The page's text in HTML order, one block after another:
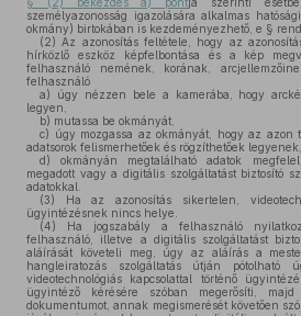
személyazonosság igazolására alkalmas
okmány) birtokában is kezdeményezhető, e §
(2) Az azonosítás feltétele, hogy az
hírközlő eszköz képfelbontása és a kép
felhasználó nemének, korának,
felhasználó
a) úgy nézzen bele a kamerába, hogy
legyen,
b) mutassa be okmányát,
c) úgy mozgassa az okmányát, hogy az azon
adatsorok felismerhetőek és rögzíthetőek
d) okmányán megtalálható adatok
megadott vagy a digitális szolgáltatást biztosító
adatokkal.
(3) Ha az azonosítás sikertelen,
ügyintézésnek nincs helye.
(4) Ha jogszabály a felhasználó
felhasználó, illetve a digitális szolgáltatást
aláírását követeli meg, úgy az aláírás a
hangleiratozás szolgáltatás útján
videotechnológiás kapcsolattal történő
ügyintéző kérésére szóban megerősíti,
dokumentumot, annak megismerését követően